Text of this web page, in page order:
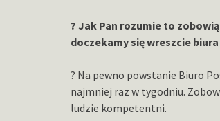
? Jak Pan rozumie to
doczekamy się wreszcie
? Na pewno powstanie Biuro
najmniej raz w tygodniu.
ludzie kompetentni.